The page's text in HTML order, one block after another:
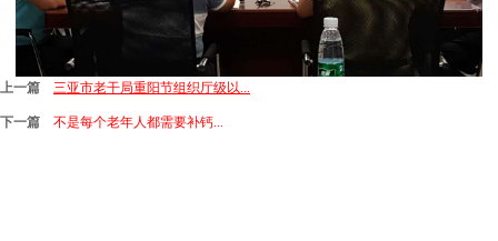
上一篇 三亚市老干局重阳节组织厅级以...
下一篇 不是每个老年人都需要补钙...